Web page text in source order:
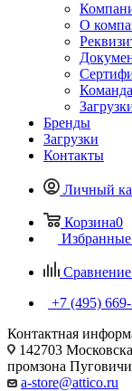
О
Команда
Бренды
Загрузки
Контакты
Личный
Корзина0
Сравнение
+7 (495)
Контактная
142703
промзона
a-store@attico.ru